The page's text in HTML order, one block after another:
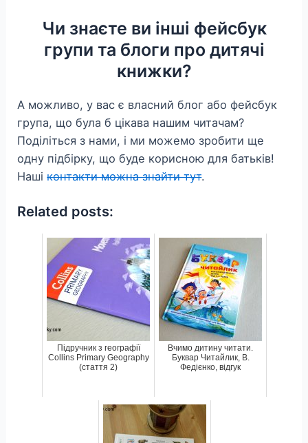
Чи знаєте ви інші фейсбук
групи та блоги про дитячі
книжки?
А можливо, у вас є власний блог або фейсбук
група, що була б цікава нашим читачам?
Поділіться з нами, і ми можемо зробити ще
одну підбірку, що буде корисною для батьків!
Нашіконтакти можна знайти тут.
Related posts:
Підручник з географії
Collins Primary Geography
(стаття 2)
Вчимо дитину читати.
Буквар Читайлик, В.
Федієнко, відгук